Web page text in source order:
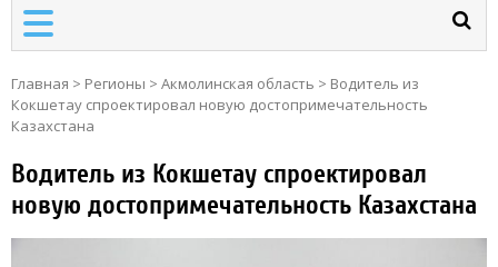
Главная > Регионы > Акмолинская область > Водитель из
Кокшетау спроектировал новую достопримечательность
Казахстана
Водитель из Кокшетау спроектировал
новую достопримечательность Казахстана